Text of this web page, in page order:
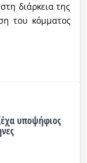
διάρκεια της
του κόμματος
υποψήφιος